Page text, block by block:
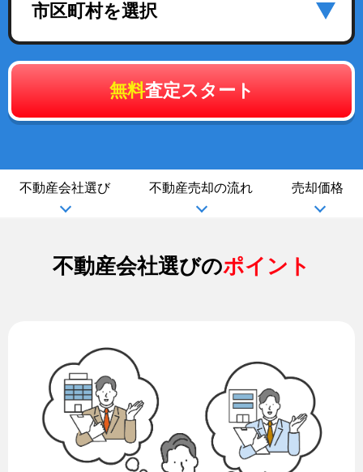
市区町村を選択
無料査定スタート
不動産会社選び 不動産売却の流れ 売却価格
不動産会社選びのポイント